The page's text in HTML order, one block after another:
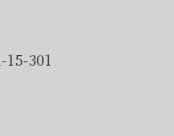
15-301